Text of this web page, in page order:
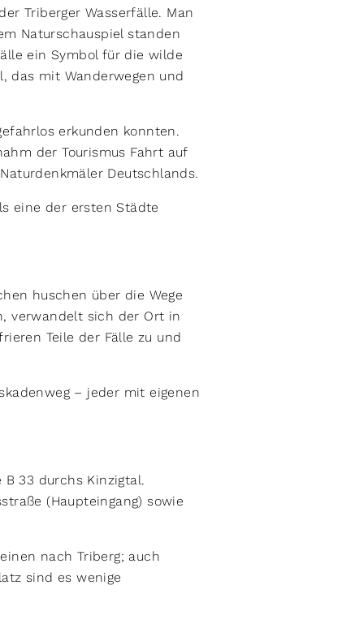
Triberger Wasserfälle. Man
Naturschauspiel standen
ein Symbol für die wilde
das mit Wanderwegen und
erkunden konnten.
der Tourismus Fahrt auf
Deutschlands.
eine der ersten Städte
huschen über die Wege
verwandelt sich der Ort in
Teile der Fälle zu und
– jeder mit eigenen
33 durchs Kinzigtal.
(Haupteingang) sowie
nach Triberg; auch
sind es wenige